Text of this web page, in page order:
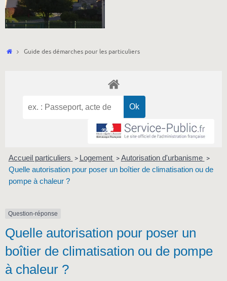
Accueil
Guide des démarches pour les particuliers
Accueil particuliers > Logement > Autorisation d'urbanisme >
Quelle autorisation pour poser un boîtier de climatisation ou de
pompe à chaleur ?
Question-réponse
Quelle autorisation pour poser un
boîtier de climatisation ou de pompe
à chaleur ?